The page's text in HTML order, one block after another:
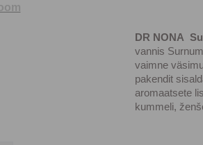
DR NONA
vannis
vaimne
pakendit
aromaatsete
kummeli,